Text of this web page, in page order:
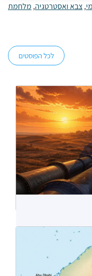
,צבא ואסטרטגיה, מלחמת
לכל הפוסטים
תקיפות
הברית?